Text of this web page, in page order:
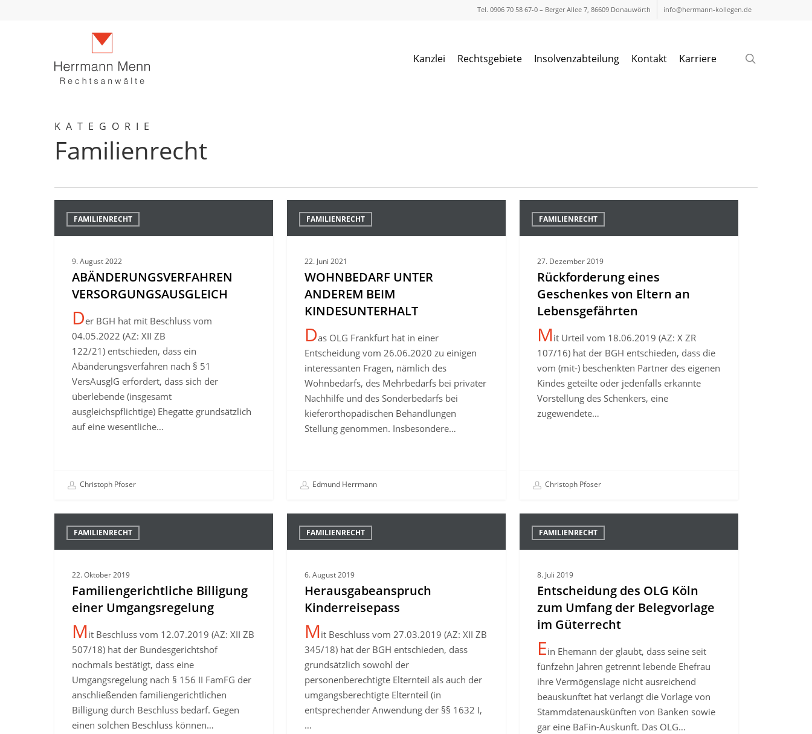
Tel. 0906 70 58 67-0 – Berger Allee 7, 86609 Donauwörth info@herrmann-kollegen.de
Kanzlei Rechtsgebiete Insolvenzabteilung Kontakt Karriere
KATEGORIE
Familienrecht
VERSORGUNGSAUSGLEICH
FAMILIENRECHT
9. August 2022
ABÄNDERUNGSVERFAHREN
VERSORGUNGSAUSGLEICH
Der BGH hat mit Beschluss vom
04.05.2022 (AZ: XII ZB
122/21) entschieden, dass ein
Abänderungsverfahren nach § 51
VersAusglG erfordert, dass sich der
überlebende (insgesamt
ausgleichspflichtige) Ehegatte grundsätzlich
auf eine wesentliche…
Christoph Pfoser
UNTER
ANDEREM
KINDESUNTERHALT
FAMILIENRECHT
22. Juni 2021
WOHNBEDARF UNTER
ANDEREM BEIM
KINDESUNTERHALT
Das OLG Frankfurt hat in einer
Entscheidung vom 26.06.2020 zu einigen
interessanten Fragen, nämlich des
Wohnbedarfs, des Mehrbedarfs bei privater
Nachhilfe und des Sonderbedarfs bei
kieferorthopädischen Behandlungen
Stellung genommen. Insbesondere…
Edmund Herrmann
eines
Geschenkes
Eltern
Lebensgefährten
FAMILIENRECHT
27. Dezember 2019
Rückforderung eines
Geschenkes von Eltern an
Lebensgefährten
Mit Urteil vom 18.06.2019 (AZ: X ZR
107/16) hat der BGH entschieden, dass die
vom (mit-) beschenkten Partner des eigenen
Kindes geteilte oder jedenfalls erkannte
Vorstellung des Schenkers, eine
zugewendete…
Christoph Pfoser
Billigung
einer
FAMILIENRECHT
22. Oktober 2019
Familiengerichtliche Billigung
einer Umgangsregelung
Mit Beschluss vom 12.07.2019 (AZ: XII ZB
507/18) hat der Bundesgerichtshof
nochmals bestätigt, dass eine
Umgangsregelung nach § 156 II FamFG der
anschließenden familiengerichtlichen
Billigung durch Beschluss bedarf. Gegen
einen solchen Beschluss können…
Kinderreisepass
FAMILIENRECHT
6. August 2019
Herausgabeanspruch
Kinderreisepass
Mit Beschluss vom 27.03.2019 (AZ: XII ZB
345/18) hat der BGH entschieden, dass
grundsätzlich sowohl der
personenberechtigte Elternteil als auch der
umgangsberechtigte Elternteil (in
entsprechender Anwendung der §§ 1632 I,
…
OLG
Umfang
Belegvorlage
Güterrecht
FAMILIENRECHT
8. Juli 2019
Entscheidung des OLG Köln
zum Umfang der Belegvorlage
im Güterrecht
Ein Ehemann der glaubt, dass seine seit
fünfzehn Jahren getrennt lebende Ehefrau
ihre Vermögenslage nicht ausreichend
beauskunftet hat verlangt die Vorlage von
Stammdatenauskünften von Banken sowie
gar eine BaFin-Auskunft. Das OLG…